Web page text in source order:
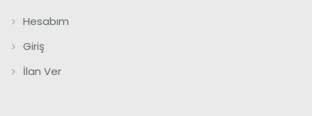
Hesabım
Giriş
İlan Ver